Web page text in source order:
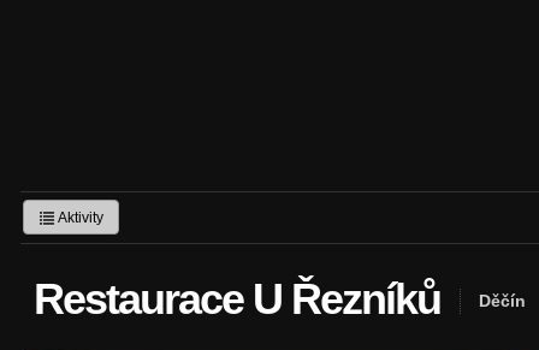
Aktivity
Restaurace U Řezníků Děčín